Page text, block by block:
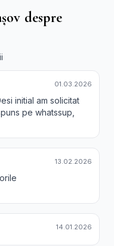
despre
01.03.2026
initial am solicitat
pe whatssup,
13.02.2026
14.01.2026